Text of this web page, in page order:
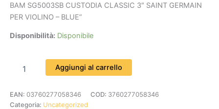
BAM SG5003SB CUSTODIA CLASSIC 3″ SAINT GERMAIN
PER VIOLINO – BLUE”
Disponibilità: Disponibile
Aggiungi al carrello
EAN: 03760277058346 COD: 3760277058346
Categoria: Uncategorized